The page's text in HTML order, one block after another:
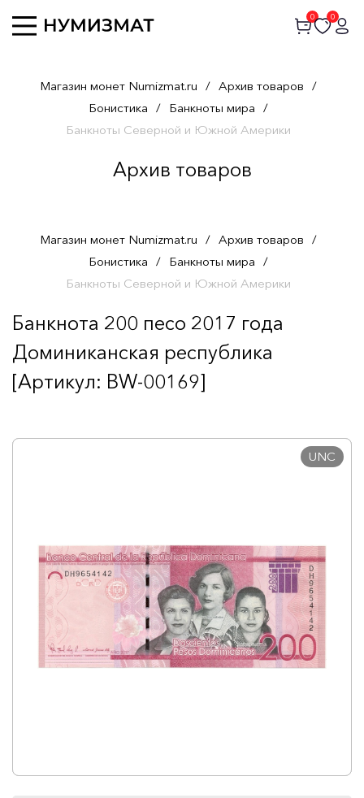
0 0
Магазин монет Numizmat.ru / Архив товаров /
Бонистика / Банкноты мира /
Банкноты Северной и Южной Америки
Архив товаров
Магазин монет Numizmat.ru / Архив товаров /
Бонистика / Банкноты мира /
Банкноты Северной и Южной Америки
Банкнота 200 песо 2017 года
Доминиканская республика
[Артикул: BW-00169]
UNC